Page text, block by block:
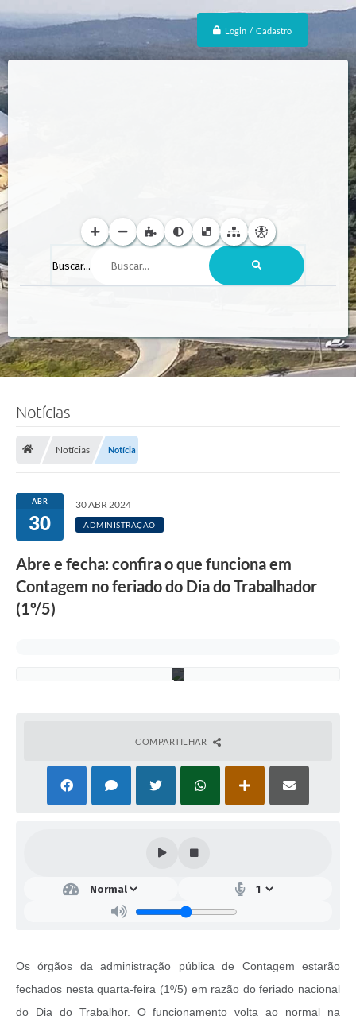
Login / Cadastro
Buscar...
Notícias
Notícias Notícia
ABR
30
30 ABR 2024
ADMINISTRAÇÃO
Abre e fecha: confira o que funciona em
Contagem no feriado do Dia do Trabalhador
(1º/5)
a
l
COMPARTILHAR
Os órgãos da administração pública de Contagem estarão
fechados nesta quarta-feira (1º/5) em razão do feriado nacional
do Dia do Trabalhor. O funcionamento volta ao normal na